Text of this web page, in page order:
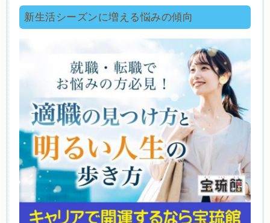
新生活シーズンに増える悩みの傾向